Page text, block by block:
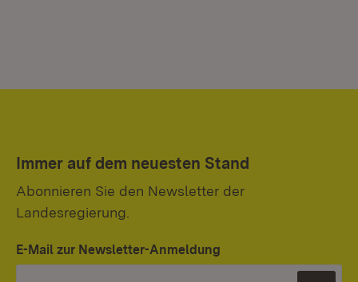
Immer auf dem neuesten Stand
Abonnieren Sie den Newsletter der
Landesregierung.
E-Mail zur Newsletter-Anmeldung